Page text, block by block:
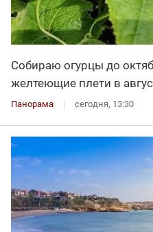
Собираю огурцы до
желтеющие плети в
Панорама сегодня, 13:30